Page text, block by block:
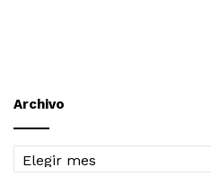
Archivo
Archivo